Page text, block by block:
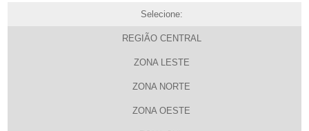
Selecione:
REGIÃO CENTRAL
ZONA LESTE
ZONA NORTE
ZONA OESTE